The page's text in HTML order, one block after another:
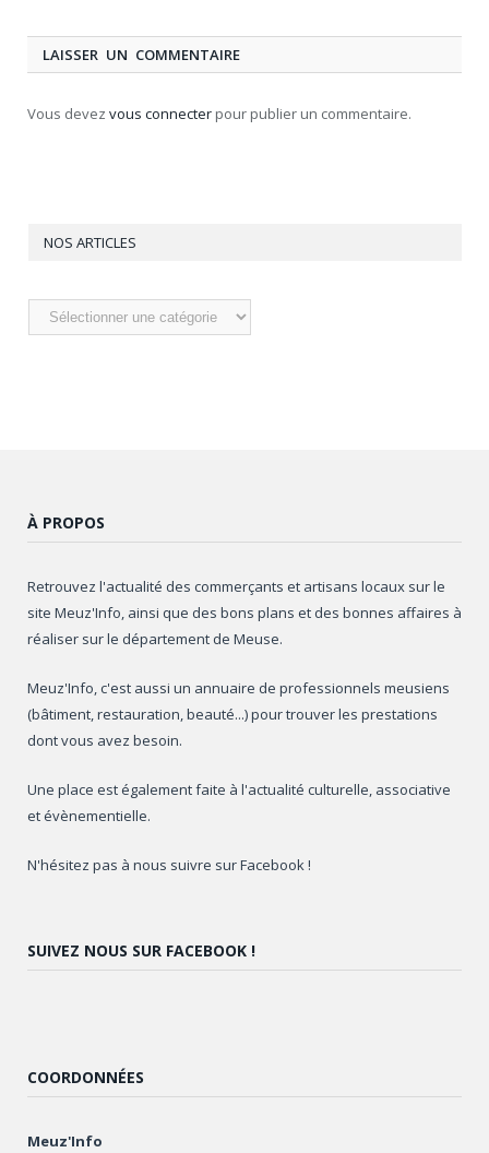
LAISSER UN COMMENTAIRE
Vous devez vous connecter pour publier un commentaire.
NOS ARTICLES
Nos
articles
À PROPOS
Retrouvez l'actualité des commerçants et artisans locaux sur le
site Meuz'Info, ainsi que des bons plans et des bonnes affaires à
réaliser sur le département de Meuse.
Meuz'Info, c'est aussi un annuaire de professionnels meusiens
(bâtiment, restauration, beauté...) pour trouver les prestations
dont vous avez besoin.
Une place est également faite à l'actualité culturelle, associative
et évènementielle.
N'hésitez pas à nous suivre sur Facebook !
SUIVEZ NOUS SUR FACEBOOK !
COORDONNÉES
Meuz'Info